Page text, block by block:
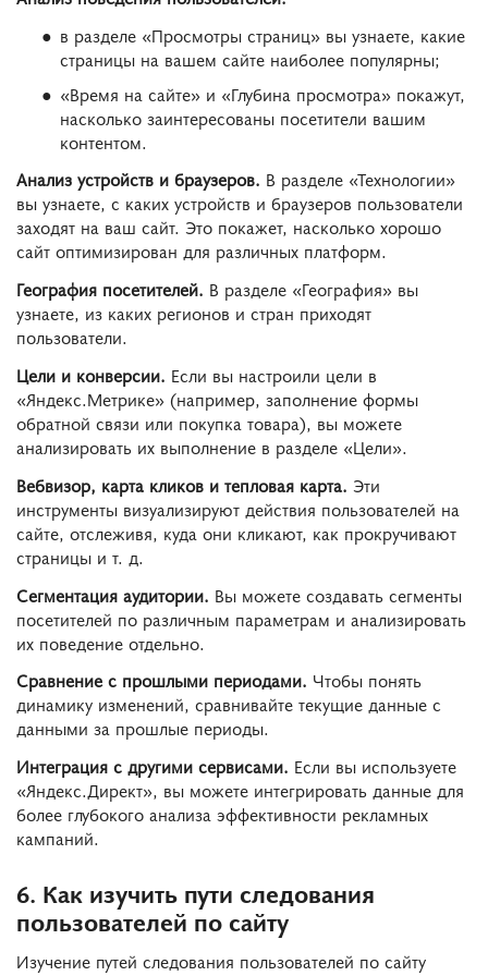
в разделе «Просмотры страниц» вы узнаете, какие
страницы на вашем сайте наиболее популярны;
«Время на сайте» и «Глубина просмотра» покажут,
насколько заинтересованы посетители вашим
контентом.
Анализ устройств и браузеров. В разделе «Технологии»
вы узнаете, с каких устройств и браузеров пользователи
заходят на ваш сайт. Это покажет, насколько хорошо
сайт оптимизирован для различных платформ.
География посетителей. В разделе «География» вы
узнаете, из каких регионов и стран приходят
пользователи.
Цели и конверсии. Если вы настроили цели в
«Яндекс.Метрике» (например, заполнение формы
обратной связи или покупка товара), вы можете
анализировать их выполнение в разделе «Цели».
Вебвизор, карта кликов и тепловая карта. Эти
инструменты визуализируют действия пользователей на
сайте, отслеживя, куда они кликают, как прокручивают
страницы и т. д.
Сегментация аудитории. Вы можете создавать сегменты
посетителей по различным параметрам и анализировать
их поведение отдельно.
Сравнение с прошлыми периодами. Чтобы понять
динамику изменений, сравнивайте текущие данные с
данными за прошлые периоды.
Интеграция с другими сервисами. Если вы используете
«Яндекс.Директ», вы можете интегрировать данные для
более глубокого анализа эффективности рекламных
кампаний.
6. Как изучить пути следования
пользователей по сайту
Изучение путей следования пользователей по сайту